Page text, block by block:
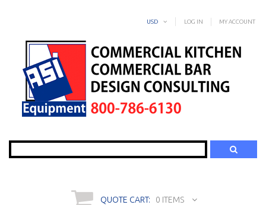
MY ACCOUNT
LOG IN
USD
Search
QUOTE CART: 0 ITEMS